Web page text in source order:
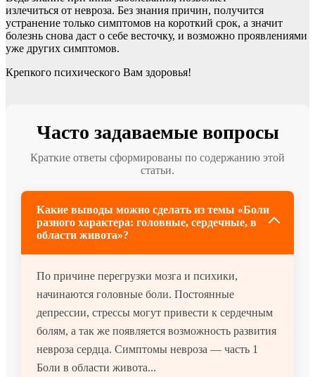
излечиться от невроза. Без знания причин, получится
устранение только симптомов на короткий срок, а значит
болезнь снова даст о себе весточку, и возможно проявлениями
уже других симптомов.
Крепкого психического Вам здоровья!
Часто задаваемые вопросы
Краткие ответы сформированы по содержанию этой
статьи.
Какие выводы можно сделать из темы «Боли
разного характера: головные, сердечные, в
области живота»?
По причине перегрузки мозга и психики,
начинаются головные боли. Постоянные
депрессии, стрессы могут привести к сердечным
болям, а так же появляется возможность развития
невроза сердца. Симптомы невроза — часть 1
Боли в области живота...